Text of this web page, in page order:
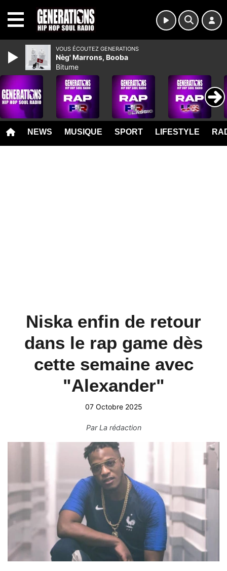
NEWS MUSIQUE SPORT LIFESTYLE
Niska enfin de retour
dans le rap game dès
cette semaine avec
"Alexander"
07 Octobre 2025
ParLa rédaction
VOUS ÉCOUTEZ GENERATIONS
Nèg' Marrons, Booba
Bitume